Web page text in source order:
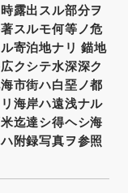
露出スル部分ヲ
スルモ何等ノ危
寄泊地ナリ 錨地
クシテ水深深ク
市街ハ白堊ノ都
海岸ハ遠浅ナル
迄達シ得ヘシ海
附録写真ヲ参照